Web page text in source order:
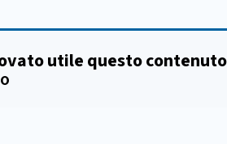
utile questo